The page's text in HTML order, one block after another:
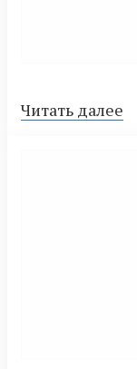
Читать далее